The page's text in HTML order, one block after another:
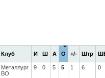
Клуб И Ш А О +/- Штр
Металлург
ВО
9 0 5 5 1 6 0